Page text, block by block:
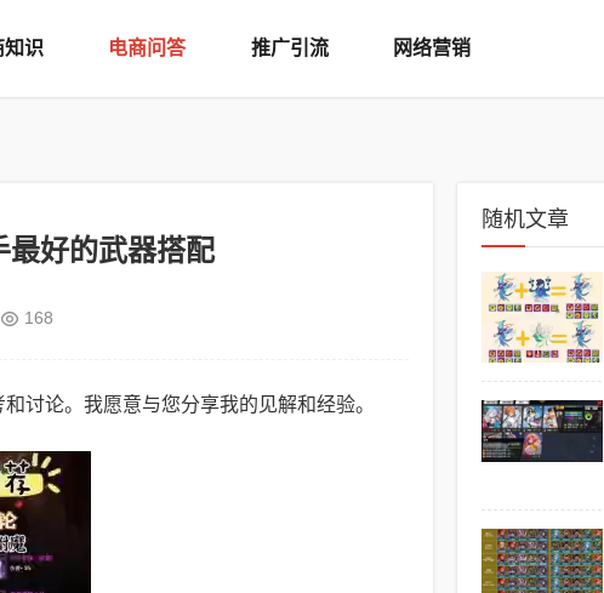
知识 电商问答 推广引流 网络营销
好的武器搭配
168
讨论。我愿意与您分享我的见解和经验。
随机文章